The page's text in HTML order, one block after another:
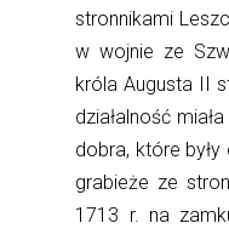
stronnikami
w wojnie ze
króla Augusta II
działalność
dobra, które
grabieże ze
1713 r. na